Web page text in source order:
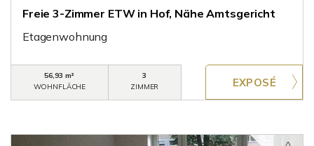
Freie 3-Zimmer ETW in Hof, Nähe Amtsgericht
Etagenwohnung
56,93 m²
WOHNFLÄCHE
3
ZIMMER